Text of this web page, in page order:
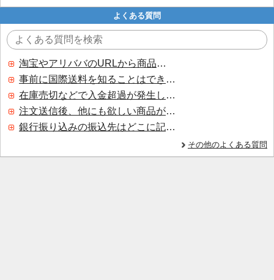
よくある質問
淘宝やアリババのURLから商品を探すことはできますか？
事前に国際送料を知ることはできますか？
在庫売切などで入金超過が発生した場合はいつ返金されますか？
注文送信後、他にも欲しい商品が見つかった場合、追加注文できますか？
銀行振り込みの振込先はどこに記載されていますか？
その他のよくある質問